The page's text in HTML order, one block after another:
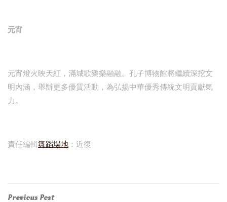
元宵
元宵燈火映天紅，滿城歌樂樂融融。孔子博物館將繼續深挖文
明內涵，舉辦更多優質活動，為弘揚中華優秀傳統文明貢獻氣
力。
責任編輯舞蹈場地 ：近復
Previous
Previous Post